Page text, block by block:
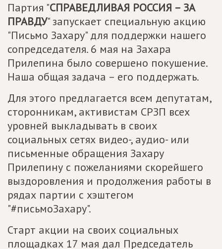
Партия "СПРАВЕДЛИВАЯ РОССИЯ – ЗА
ПРАВДУ" запускает специальную акцию
"Письмо Захару" для поддержки нашего
сопредседателя. 6 мая на Захара
Прилепина было совершено покушение.
Наша общая задача – его поддержать.
Для этого предлагается всем депутатам,
сторонникам, активистам СРЗП всех
уровней выкладывать в своих
социальных сетях видео-, аудио- или
письменные обращения Захару
Прилепину с пожеланиями скорейшего
выздоровления и продолжения работы в
рядах партии с хэштегом
"#письмоЗахару".
Старт акции на своих социальных
площадках 17 мая дал Председатель